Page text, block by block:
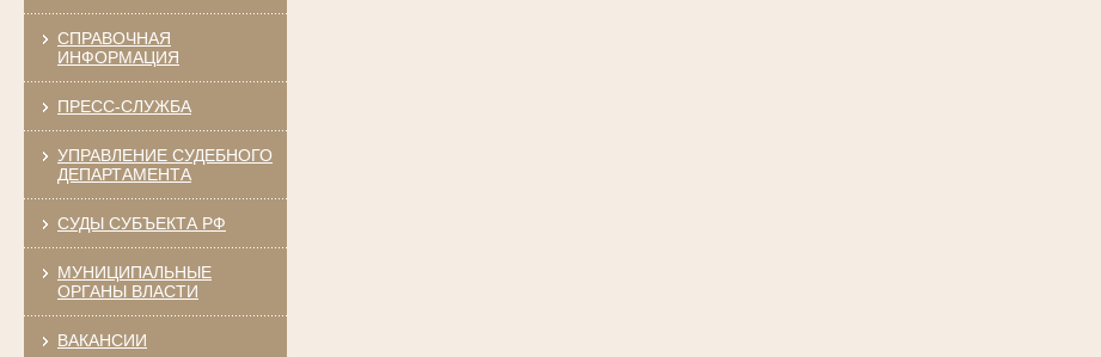
СПРАВОЧНАЯ
ИНФОРМАЦИЯ
ПРЕСС-СЛУЖБА
УПРАВЛЕНИЕ СУДЕБНОГО
ДЕПАРТАМЕНТА
СУДЫ СУБЪЕКТА РФ
МУНИЦИПАЛЬНЫЕ
ОРГАНЫ ВЛАСТИ
ВАКАНСИИ